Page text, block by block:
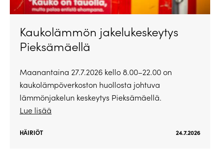
Kaukolämmön jakelukeskeytys
Pieksämäellä
Maanantaina 27.7.2026 kello 8.00–22.00 on
kaukolämpöverkoston huollosta johtuva
lämmönjakelun keskeytys Pieksämäellä.
Lue lisää
HÄIRIÖT 24.7.2026